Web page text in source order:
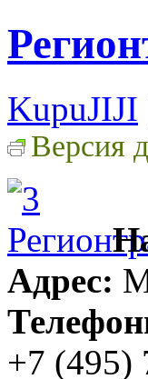
KupuJIJI
Версия
Адрес:
+7 (495)